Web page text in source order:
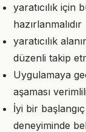
yaratıcılık için
hazırlanmalıdır
yaratıcılık
düzenli takip
Uygulamaya
aşaması
İyi bir
deneyiminde